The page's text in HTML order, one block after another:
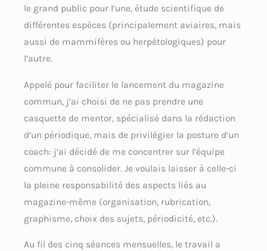
le grand public pour l’une, étude scientifique de
différentes espèces (principalement aviaires, mais
aussi de mammifères ou herpétologiques) pour
l’autre.
Appelé pour faciliter le lancement du magazine
commun, j’ai choisi de ne pas prendre une
casquette de mentor, spécialisé dans la rédaction
d’un périodique, mais de privilégier la posture d’un
coach: j’ai décidé de me concentrer sur l’équipe
commune à consolider. Je voulais laisser à celle-ci
la pleine responsabilité des aspects liés au
magazine-même (organisation, rubrication,
graphisme, choix des sujets, périodicité, etc.).
Au fil des cinq séances mensuelles, le travail a